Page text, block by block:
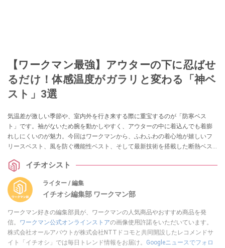
【ワークマン最強】アウターの下に忍ばせ
るだけ！体感温度がガラリと変わる「神ベ
スト」3選
気温差が激しい季節や、室内外を行き来する際に重宝するのが「防寒ベス
ト」です。袖がないため腕を動かしやすく、アウターの中に着込んでも着膨
れしにくいのが魅力。今回はワークマンから、ふわふわの着心地が嬉しいフ
リースベスト、風を防ぐ機能性ベスト、そして最新技術を搭載した断熱ベス
イチオシスト
ライター / 編集
イチオシ編集部 ワークマン部
ワークマン好きの編集部員が、ワークマンの人気商品やおすすめ商品を発
信。 ワークマン公式オンラインストアの画像使用許諾をいただいています。
株式会社オールアバウトが株式会社NTTドコモと共同開設したレコメンドサ
イト「イチオシ」では毎日トレンド情報をお届け。 Googleニュースでフォロ